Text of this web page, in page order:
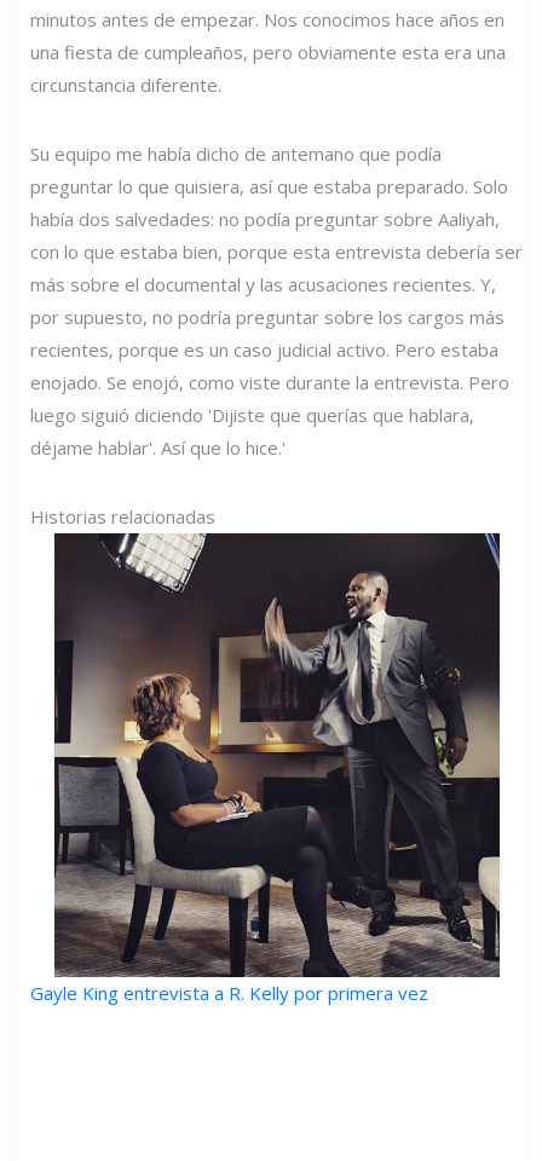
minutos antes de empezar. Nos conocimos hace años en
una fiesta de cumpleaños, pero obviamente esta era una
circunstancia diferente.
Su equipo me había dicho de antemano que podía
preguntar lo que quisiera, así que estaba preparado. Solo
había dos salvedades: no podía preguntar sobre Aaliyah,
con lo que estaba bien, porque esta entrevista debería ser
más sobre el documental y las acusaciones recientes. Y,
por supuesto, no podría preguntar sobre los cargos más
recientes, porque es un caso judicial activo. Pero estaba
enojado. Se enojó, como viste durante la entrevista. Pero
luego siguió diciendo 'Dijiste que querías que hablara,
déjame hablar'. Así que lo hice.'
Historias relacionadas
Gayle King entrevista a R. Kelly por primera vez